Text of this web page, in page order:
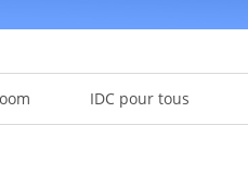
IDC pour tous